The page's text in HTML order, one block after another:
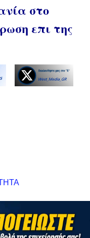
στο
επι της